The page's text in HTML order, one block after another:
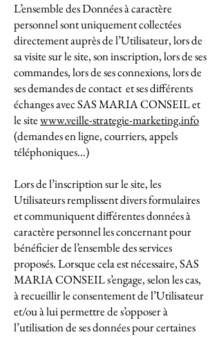
L’ensemble des Données à caractère
personnel sont uniquement collectées
directement auprès de l’Utilisateur, lors de
sa visite sur le site, son inscription, lors de ses
commandes, lors de ses connexions, lors de
ses demandes de contact et ses différents
échanges avec SAS MARIA CONSEIL et
le sitewww.veille-strategie-marketing.info
​​​​​​​(demandes en ligne, courriers, appels
téléphoniques…)
Lors de l’inscription sur le site, les
Utilisateurs remplissent divers formulaires
et communiquent différentes données à
caractère personnel les concernant pour
bénéficier de l’ensemble des services
proposés. Lorsque cela est nécessaire, SAS
MARIA CONSEIL s’engage, selon les cas,
à recueillir le consentement de l’Utilisateur
et/ou à lui permettre de s’opposer à
l’utilisation de ses données pour certaines